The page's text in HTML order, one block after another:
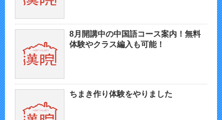
8月開講中の中国語コース案内！無料
体験やクラス編入も可能！
ちまき作り体験をやりました